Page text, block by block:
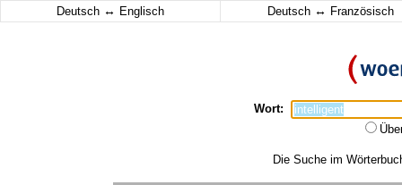
Deutsch ↔ Englisch Deutsch ↔ Französisch
Wort:
Die Suche im